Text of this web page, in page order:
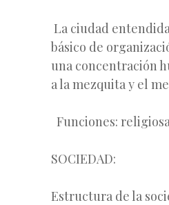
La ciudad
básico de
una concentración
a la mezquita y el
Funciones:
SOCIEDAD:
Estructura de la